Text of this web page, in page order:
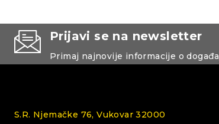
Prijavi se na newsletter
Primaj najnovije informacije o
S.R. Njemačke 76, Vukovar 32000